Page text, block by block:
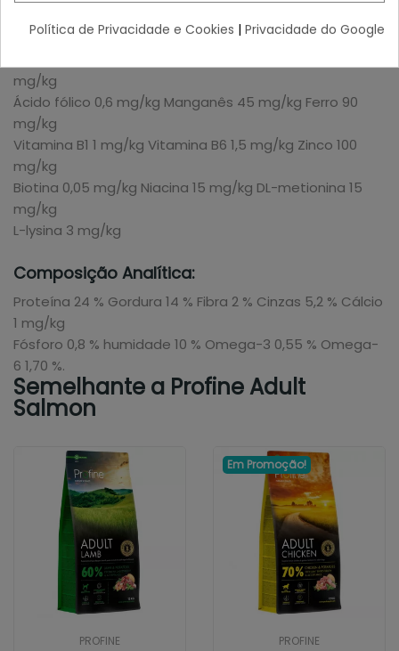
mg/kg
mg/kg
Ácido fólico 0,6 mg/kg Manganês 45 mg/kg Ferro 90
mg/kg
Vitamina B1 1 mg/kg Vitamina B6 1,5 mg/kg Zinco 100
mg/kg
Biotina 0,05 mg/kg Niacina 15 mg/kg DL-metionina 15
mg/kg
L-lysina 3 mg/kg
Composição Analítica:
Proteína 24 % Gordura 14 % Fibra 2 % Cinzas 5,2 % Cálcio
1 mg/kg
Fósforo 0,8 % humidade 10 % Omega-3 0,55 % Omega-
6 1,70 %.
Semelhante a Profine Adult
Salmon
PROFINE
Em Promoção!
PROFINE
Política de Privacidade e Cookies | Privacidade do Google